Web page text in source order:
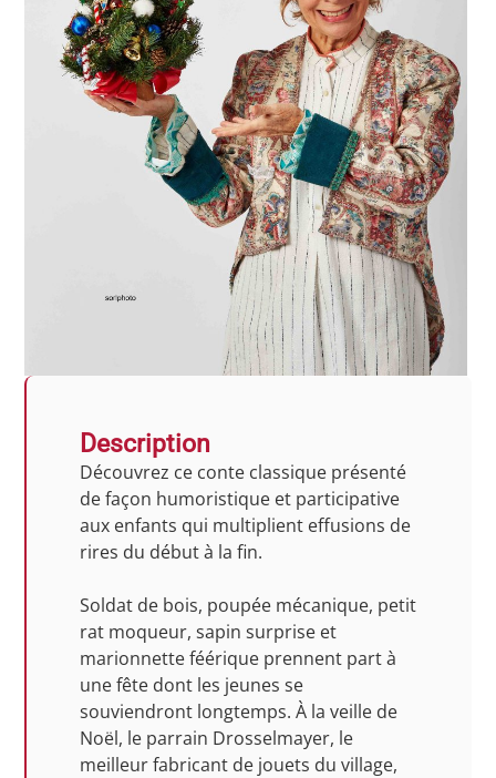
Description
Découvrez ce conte classique présenté
de façon humoristique et participative
aux enfants qui multiplient effusions de
rires du début à la fin.
Soldat de bois, poupée mécanique, petit
rat moqueur, sapin surprise et
marionnette féérique prennent part à
une fête dont les jeunes se
souviendront longtemps. À la veille de
Noël, le parrain Drosselmayer, le
meilleur fabricant de jouets du village,